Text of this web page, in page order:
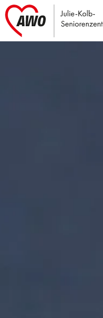
Julie-Kolb-